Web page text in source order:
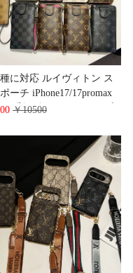
に対応 ルイヴィトン ス
ーチ iPhone17/17promax
手帳型 スライドタイプ
ス ストラップ付き 落下
Google Pixel 10/10proケー
布一体 ブランド ビジネス
￥10500